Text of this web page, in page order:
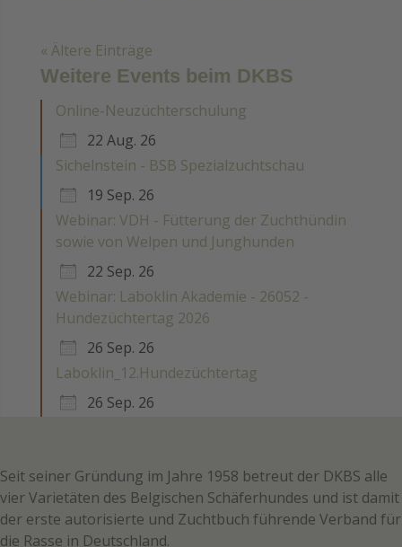
« Ältere Einträge
Weitere Events beim DKBS
Online-Neuzüchterschulung
22 Aug. 26
Sichelnstein - BSB Spezialzuchtschau
19 Sep. 26
Webinar: VDH - Fütterung der Zuchthündin
sowie von Welpen und Junghunden
22 Sep. 26
Webinar: Laboklin Akademie - 26052 -
Hundezüchtertag 2026
26 Sep. 26
Laboklin_12.Hundezüchtertag
26 Sep. 26
Seit seiner Gründung im Jahre 1958 betreut der DKBS alle
vier Varietäten des Belgischen Schäferhundes und ist damit
der erste autorisierte und Zuchtbuch führende Verband für
die Rasse in Deutschland.